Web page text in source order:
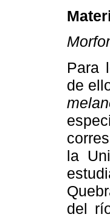
Para
de
la
del